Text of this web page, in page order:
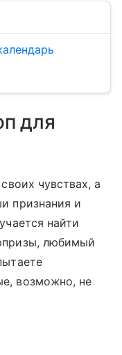
для
чувствах, а
признания и
найти
любимый
возможно, не